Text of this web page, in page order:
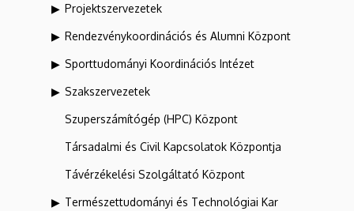
Projektszervezetek
Rendezvénykoordinációs és Alumni Központ
Sporttudományi Koordinációs Intézet
Szakszervezetek
Szuperszámítógép (HPC) Központ
Társadalmi és Civil Kapcsolatok Központja
Távérzékelési Szolgáltató Központ
Természettudományi és Technológiai Kar